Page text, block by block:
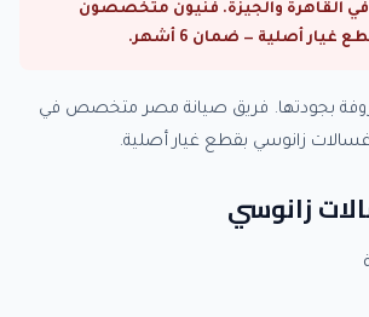
القاهرة والجيزة. فنيون متخصصون
بجودتها. فريق صيانة مصر متخصص في
زانوسي بقطع غيار أصلية.
زانوسي